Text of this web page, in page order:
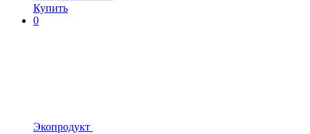
Купить
0
Экопродукт